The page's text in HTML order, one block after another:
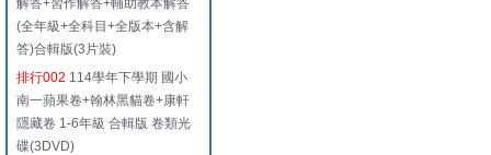
解答+習作解答+輔助教本解答
(全年級+全科目+全版本+含解
答)合輯版(3片裝)
排行002 114學年下學期 國小
南一蘋果卷+翰林黑貓卷+康軒
隱藏卷 1-6年級 合輯版 卷類光
碟(3DVD)